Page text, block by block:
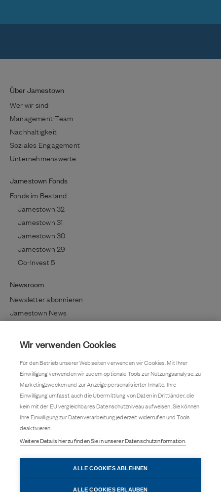
Über Jamestown
Wer wir sind
Management-Team
Nachhaltigkeit
Soziales Engagement
Unternehmenswerte
Jamestown Fonds
Fonds im Bestand
Jamestown 32
Jamestown 31
Jamestown 30
Jamestown 29
Co-Invest 5
Newsroom
Newsletter abonnieren
Jamestown News
Lifestyle / Kultur
Kundenmagazin
Pressemitteilung
Kontakt
Karriere
Barrierefreiheit
Datenschutz
Cookie-Einstellungen
Wir verwenden Cookies
Für den Betrieb unserer Webseiten verwenden wir Cookies. Mit Ihrer
Einwilligung verwenden wir zudem optionale Tools zur Nutzungsanalyse, zu
Marketingzwecken und zur Anzeige personalisierter Inhalte. Ihre
Einwilligung umfasst auch die Übermittlung von Daten in Drittländer, die
kein mit der EU vergleichbares Datenschutzniveau aufweisen. Sie können
Ihre Einwilligung zur Datenverarbeitung jederzeit widerrufen und Tools
deaktivieren.
Weitere Details hierzu finden Sie in unserer Datenschutzinformation.
ALLE COOKIES ABLEHNEN
ALLE COOKIES ERLAUBEN